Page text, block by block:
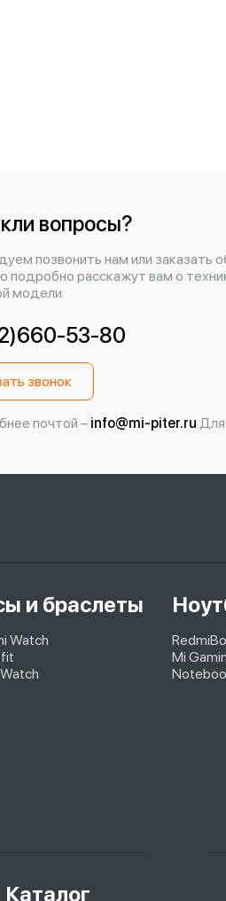
вопросы?
позвонить нам или заказать
подробно расскажут вам о
модели.
53-80
звонок
почтой – info@mi-piter.ru Для
и браслеты
Watch
Mi
Каталог